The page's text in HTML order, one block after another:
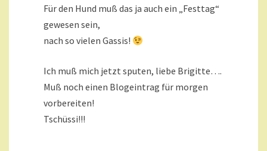
Für den Hund muß das ja auch ein „Festtag“
gewesen sein,
nach so vielen Gassis!
Ich muß mich jetzt sputen, liebe Brigitte….
Muß noch einen Blogeintrag für morgen
vorbereiten!
Tschüssi!!!